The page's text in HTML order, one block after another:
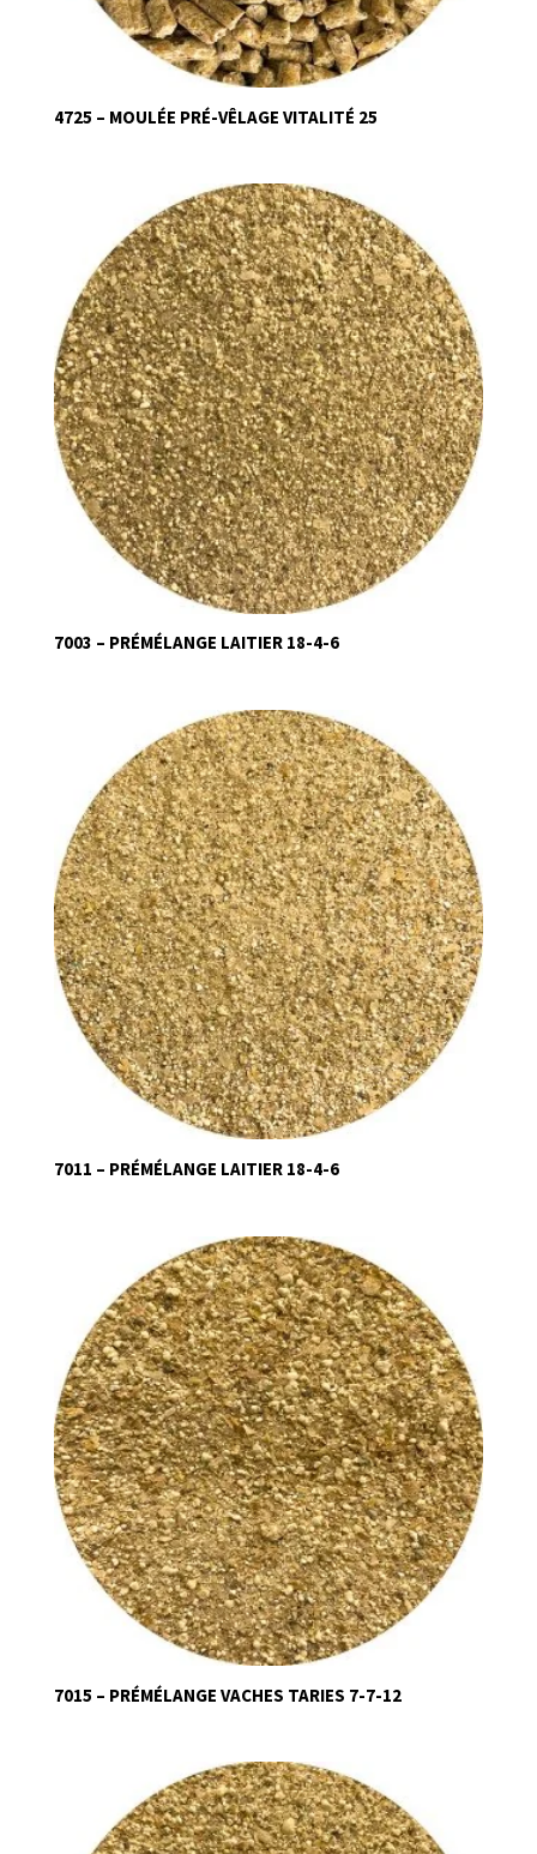
4725 – MOULÉE PRÉ-VÊLAGE VITALITÉ 25
7003 – PRÉMÉLANGE LAITIER 18-4-6
7011 – PRÉMÉLANGE LAITIER 18-4-6
7015 – PRÉMÉLANGE VACHES TARIES 7-7-12